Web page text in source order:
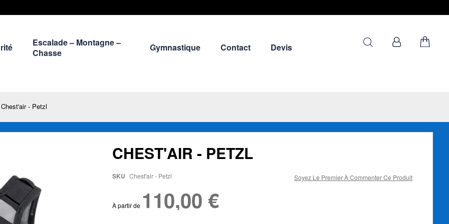
Escalade – Montagne –
Chasse
Gymnastique Contact Devis
Chest'air - Petzl
CHEST'AIR - PETZL
Soyez Le Premier À Commenter Ce Produit
SKU Chest'air - Petzl
À partir de 110,00 €